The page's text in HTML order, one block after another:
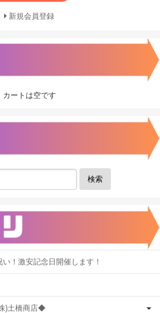
新規会員登録
カートは空です
検索
！激安記念日開催します！
)土橋商店◆